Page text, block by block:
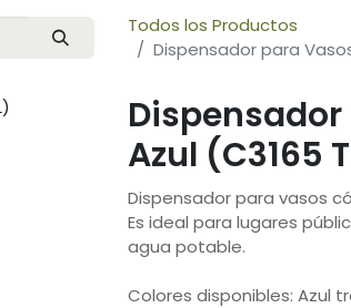
Todos los Productos
Dispensador para
Azul (C3165
Dispensador para vasos
Es ideal para lugares
agua potable.
Colores disponibles: Azul